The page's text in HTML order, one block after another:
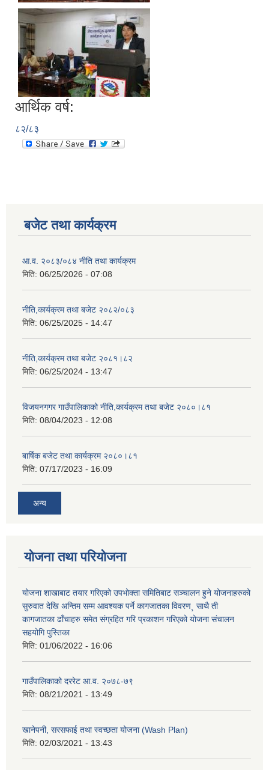
आर्थिक वर्ष:
८२/८३
बजेट तथा कार्यक्रम
आ.व. २०८३/०८४ नीति तथा कार्यक्रम
मिति: 06/25/2026 - 07:08
नीति,कार्यक्रम तथा बजेट २०८२/०८३
मिति: 06/25/2025 - 14:47
नीति,कार्यक्रम तथा बजेट २०८१।८२
मिति: 06/25/2024 - 13:47
विजयनगगर गाउँपालिकाको नीति,कार्यक्रम तथा बजेट २०८०।८१
मिति: 08/04/2023 - 12:08
बार्षिक बजेट तथा कार्यक्रम २०८०।८१
मिति: 07/17/2023 - 16:09
अन्य
योजना तथा परियोजना
योजना शाखाबाट तयार गरिएको उपभोक्ता समितिबाट सञ्चालन हुने योजनाहरुको
सुरुवात देखि अन्तिम सम्म आवश्यक पर्ने कागजातका विवरण¸ साथै ती
कागजातका ढाँचाहरु समेत संग्रहित गरि प्रकाशन गरिएको योजना संचालन
सहयोगि पुस्तिका
मिति: 01/06/2022 - 16:06
गाउँपालिकाको दररेट आ.व. २०७८-७९
मिति: 08/21/2021 - 13:49
खानेपनी, सरसफाई तथा स्वच्छता योजना (Wash Plan)
मिति: 02/03/2021 - 13:43